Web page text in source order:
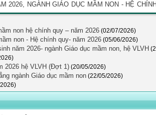
2026, NGÀNH GIÁO DỤC MẦM NON - HỆ
non hệ chính quy – năm 2026 (02/07/2026)
non - Hệ chính quy- năm 2026 (05/06/2026)
năm 2026- ngành Giáo dục mầm non, hệ VLVH
2026 hệ VLVH (Đợt 1) (20/05/2026)
ngành Giáo dục mầm non (22/05/2026)